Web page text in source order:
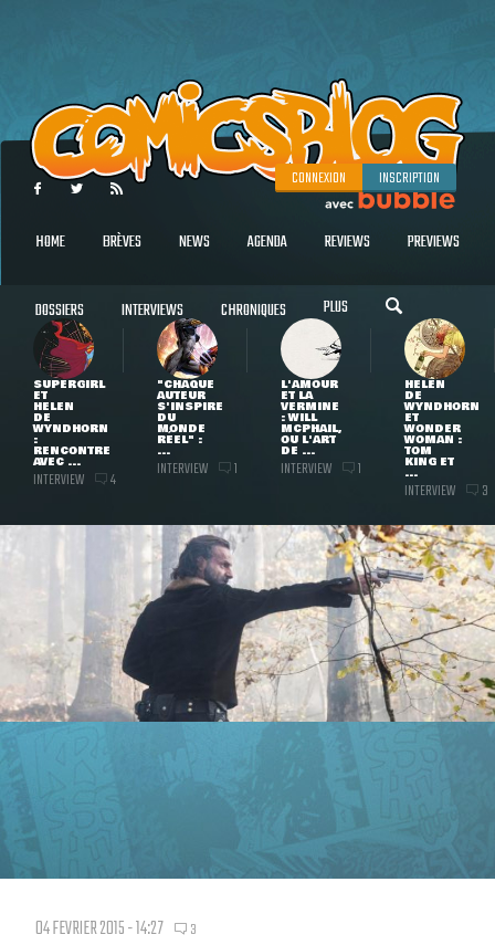
CONNEXION INSCRIPTION
HOME BRÈVES NEWS AGENDA REVIEWS PREVIEWS
DOSSIERS INTERVIEWS CHRONIQUES PLUS
SUPERGIRL
ET
HELEN
DE
WYNDHORN
:
RENCONTRE
AVEC ...
INTERVIEW 4
"CHAQUE
AUTEUR
S'INSPIRE
DU
MONDE
RÉEL" :
...
INTERVIEW 1
L'AMOUR
ET LA
VERMINE
: WILL
MCPHAIL,
OU L'ART
DE ...
INTERVIEW 1
HELEN
DE
WYNDHORN
ET
WONDER
WOMAN :
TOM
KING ET
...
INTERVIEW 3
04 FEVRIER 2015 - 14:27 3